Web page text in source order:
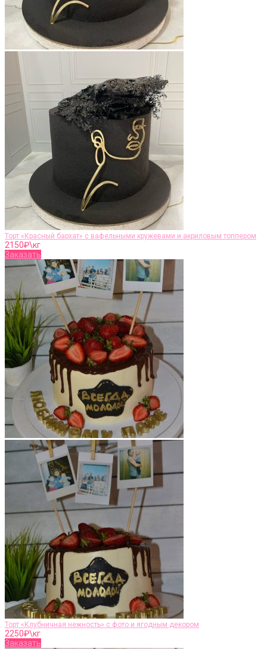
Торт «Красный бархат» с вафельными кружевами и акриловым топпером
2150₽\кг
Заказать
Торт «Клубничная нежность» с фото и ягодным декором
2250₽\кг
Заказать